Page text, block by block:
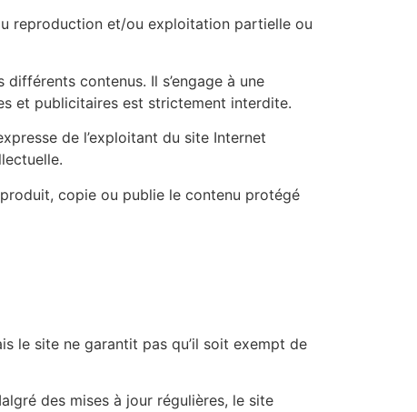
reproduction et/ou exploitation partielle ou
contenus. Il s’engage à une
et publicitaires est strictement interdite.
de l’exploitant du site Internet
copie ou publie le contenu protégé
le site ne garantit pas qu’il soit exempt de
des mises à jour régulières, le site